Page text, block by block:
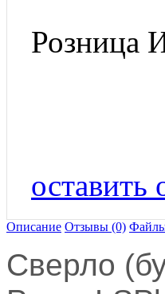
Розница
оставить
Описание Отзывы (0)
Сверло